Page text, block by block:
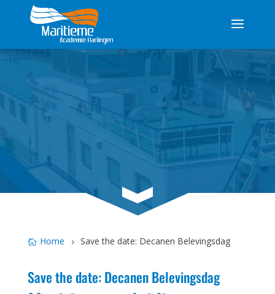
3
Home Save the date: Decanen Belevingsdag
Save the date: Decanen Belevingsdag